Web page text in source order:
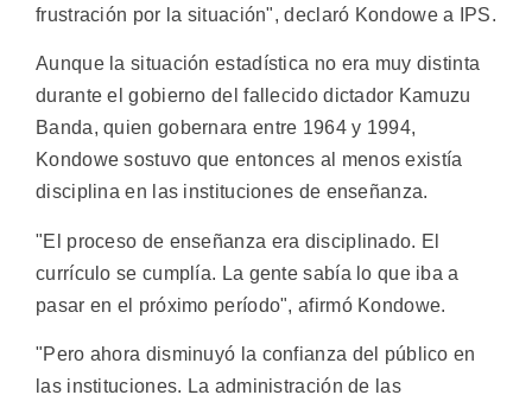
frustración por la situación", declaró Kondowe a IPS.
Aunque la situación estadística no era muy distinta
durante el gobierno del fallecido dictador Kamuzu
Banda, quien gobernara entre 1964 y 1994,
Kondowe sostuvo que entonces al menos existía
disciplina en las instituciones de enseñanza.
"El proceso de enseñanza era disciplinado. El
currículo se cumplía. La gente sabía lo que iba a
pasar en el próximo período", afirmó Kondowe.
"Pero ahora disminuyó la confianza del público en
las instituciones. La administración de las